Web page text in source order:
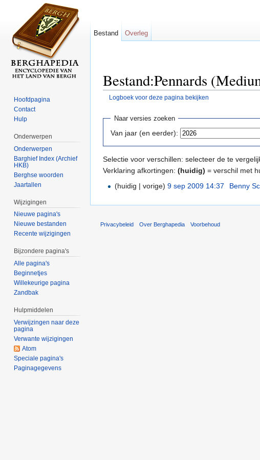
Bestand:Pennards
Logboek voor deze pagina bekijken
Naar versies zoeken
Van jaar (en eerder):
Selectie voor verschillen: selecteer de te
Verklaring afkortingen: (huidig) = verschil met
(huidig | vorige) 9 sep 2009 14:37 Benny
Bestand Overleg
Hoofdpagina
Contact
Hulp
Onderwerpen
Onderwerpen
Barghief Index (Archief
HKB)
Berghse woorden
Jaartallen
Wijzigingen
Nieuwe pagina's
Nieuwe bestanden
Recente wijzigingen
Bijzondere pagina's
Alle pagina's
Beginnetjes
Willekeurige pagina
Zandbak
Hulpmiddelen
Verwijzingen naar deze
pagina
Verwante wijzigingen
Atom
Speciale pagina's
Paginagegevens
Privacybeleid Over Berghapedia Voorbehoud